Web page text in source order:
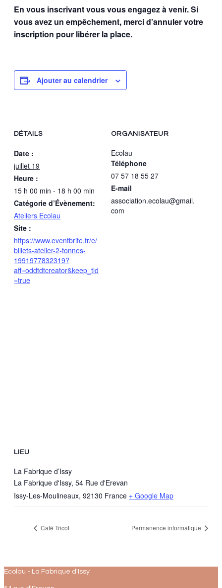
En vous inscrivant vous vous engagez à venir. Si
vous avez un empêchement, merci d’annuler votre
inscription pour libérer la place.
Ajouter au calendrier
DÉTAILS
Date :
juillet 19
Heure :
15 h 00 min - 18 h 00 min
Catégorie d’Évènement:
Ateliers Ecolau
Site :
https://www.eventbrite.fr/e/
billets-atelier-2-tonnes-
1991977832319?
aff=oddtdtcreator&keep_tld
=true
ORGANISATEUR
Ecolau
Téléphone
07 57 18 55 27
E-mail
association.ecolau@gmail.
com
LIEU
La Fabrique d’Issy
La Fabrique d'Issy, 54 Rue d'Erevan
Issy-Les-Moulineaux, 92130 France + Google Map
Café Tricot Permanence informatique
Ecolau - La Fabrique d'Issy